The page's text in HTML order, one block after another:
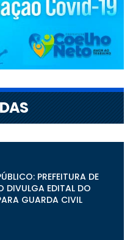
PREFEITURA DE
DIVULGA EDITAL DO
GUARDA CIVIL